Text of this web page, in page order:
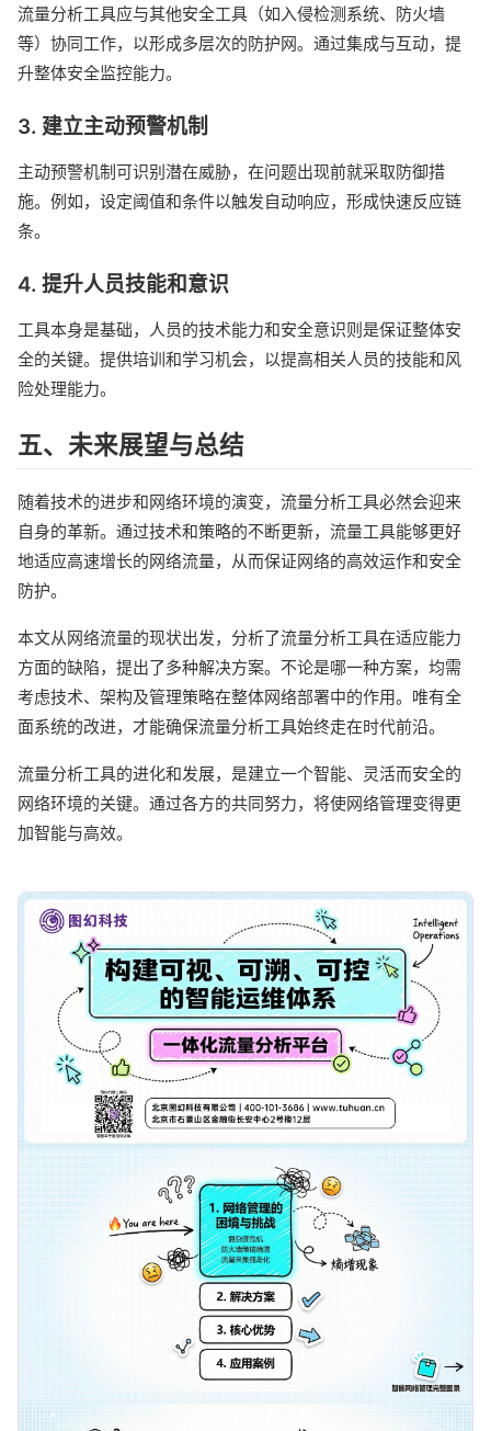
流量分析工具应与其他安全工具（如入侵检测系统、防火墙
等）协同工作，以形成多层次的防护网。通过集成与互动，提
升整体安全监控能力。
3. 建立主动预警机制
主动预警机制可识别潜在威胁，在问题出现前就采取防御措
施。例如，设定阈值和条件以触发自动响应，形成快速反应链
条。
4. 提升人员技能和意识
工具本身是基础，人员的技术能力和安全意识则是保证整体安
全的关键。提供培训和学习机会，以提高相关人员的技能和风
险处理能力。
五、未来展望与总结
随着技术的进步和网络环境的演变，流量分析工具必然会迎来
自身的革新。通过技术和策略的不断更新，流量工具能够更好
地适应高速增长的网络流量，从而保证网络的高效运作和安全
防护。
本文从网络流量的现状出发，分析了流量分析工具在适应能力
方面的缺陷，提出了多种解决方案。不论是哪一种方案，均需
考虑技术、架构及管理策略在整体网络部署中的作用。唯有全
面系统的改进，才能确保流量分析工具始终走在时代前沿。
流量分析工具的进化和发展，是建立一个智能、灵活而安全的
网络环境的关键。通过各方的共同努力，将使网络管理变得更
加智能与高效。